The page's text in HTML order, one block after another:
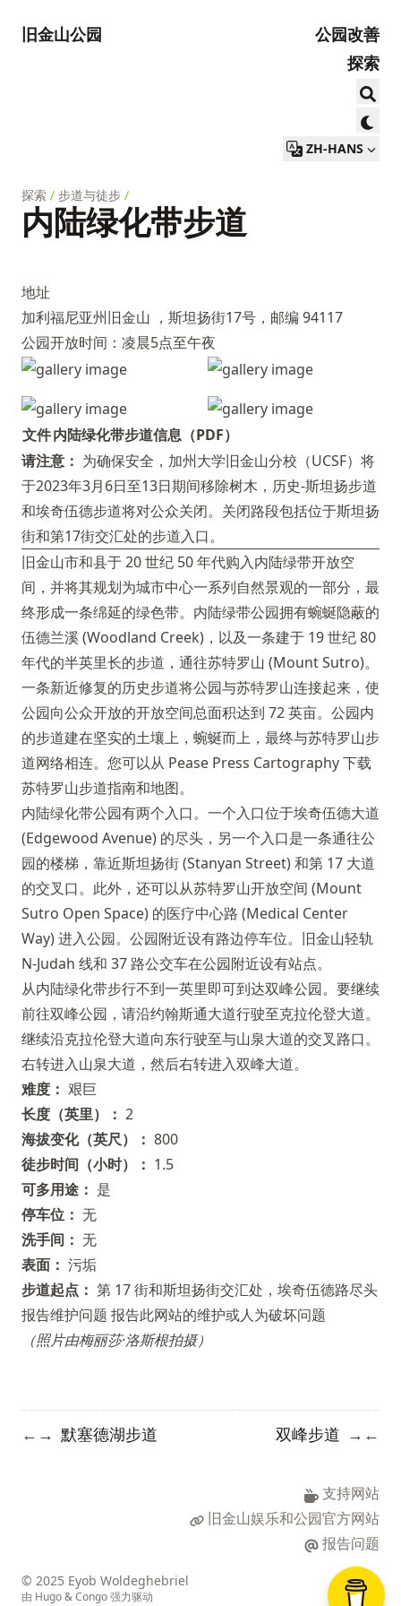
旧金山公园
公园改善
探索
ZH-HANS
探索 / 步道与徒步 /
内陆绿化带步道
地址
加利福尼亚州旧金山 ，斯坦扬街17号，邮编 94117
公园开放时间：凌晨5点至午夜
文件内陆绿化带步道信息（PDF）
请注意： 为确保安全，加州大学旧金山分校（UCSF）将
于2023年3月6日至13日期间移除树木，历史-斯坦扬步道
和埃奇伍德步道将对公众关闭。关闭路段包括位于斯坦扬
街和第17街交汇处的步道入口。
旧金山市和县于 20 世纪 50 年代购入内陆绿带开放空
间，并将其规划为城市中心一系列自然景观的一部分，最
终形成一条绵延的绿色带。内陆绿带公园拥有蜿蜒隐蔽的
伍德兰溪 (Woodland Creek)，以及一条建于 19 世纪 80
年代的半英里长的步道，通往苏特罗山 (Mount Sutro)。
一条新近修复的历史步道将公园与苏特罗山连接起来，使
公园向公众开放的开放空间总面积达到 72 英亩。公园内
的步道建在坚实的土壤上，蜿蜒而上，最终与苏特罗山步
道网络相连。您可以从 Pease Press Cartography下载
苏特罗山步道指南和地图。
内陆绿化带公园有两个入口。一个入口位于埃奇伍德大道
(Edgewood Avenue) 的尽头，另一个入口是一条通往公
园的楼梯，靠近斯坦扬街 (Stanyan Street) 和第 17 大道
的交叉口。此外，还可以从苏特罗山开放空间 (Mount
Sutro Open Space) 的医疗中心路 (Medical Center
Way) 进入公园。公园附近设有路边停车位。旧金山轻轨
N-Judah 线和 37 路公交车在公园附近设有站点。
从内陆绿化带步行不到一英里即可到达双峰公园。要继续
前往双峰公园，请沿约翰斯通大道行驶至克拉伦登大道。
继续沿克拉伦登大道向东行驶至与山泉大道的交叉路口。
右转进入山泉大道，然后右转进入双峰大道。
难度： 艰巨
长度（英里）： 2
海拔变化（英尺）： 800
徒步时间（小时）： 1.5
可多用途： 是
停车位： 无
洗手间： 无
表面： 污垢
步道起点： 第 17 街和斯坦扬街交汇处，埃奇伍德路尽头
报告维护问题 报告此网站的维护或人为破坏问题
（照片由梅丽莎·洛斯根拍摄）
← → 默塞德湖步道 双峰步道 → ←
支持网站
旧金山娱乐和公园官方网站
报告问题
© 2025 Eyob Woldeghebriel
由 Hugo&Congo强力驱动